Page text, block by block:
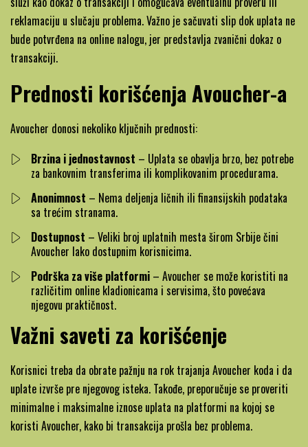
reklamaciju u slučaju problema. Važno je sačuvati slip dok uplata ne
bude potvrđena na online nalogu, jer predstavlja zvanični dokaz o
transakciji.
Prednosti korišćenja Avoucher-a
Avoucher donosi nekoliko ključnih prednosti:
Brzina i jednostavnost – Uplata se obavlja brzo, bez potrebe
za bankovnim transferima ili komplikovanim procedurama.
Anonimnost – Nema deljenja ličnih ili finansijskih podataka
sa trećim stranama.
Dostupnost – Veliki broj uplatnih mesta širom Srbije čini
Avoucher lako dostupnim korisnicima.
Podrška za više platformi – Avoucher se može koristiti na
različitim online kladionicama i servisima, što povećava
njegovu praktičnost.
Važni saveti za korišćenje
Korisnici treba da obrate pažnju na rok trajanja Avoucher koda i da
uplate izvrše pre njegovog isteka. Takođe, preporučuje se proveriti
minimalne i maksimalne iznose uplata na platformi na kojoj se
koristi Avoucher, kako bi transakcija prošla bez problema.